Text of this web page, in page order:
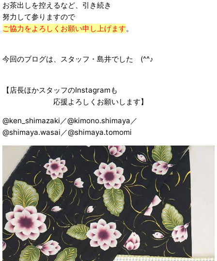
お茶出しを控えるなど、引き続き
努力して参りますので
ご協力をよろしくお願い申し上げます。
今回のブログは、スタッフ・島井でした (^^♪
【店長ほかスタッフのInstagramも
応援よろしくお願いします】
@ken_shimazaki／@kimono.shimaya／
@shimaya.wasai／@shimaya.tomomi